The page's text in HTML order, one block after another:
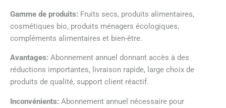
Gamme de produits: Fruits secs, produits alimentaires,
cosmétiques bio, produits ménagers écologiques,
compléments alimentaires et bien-être.
Avantages: Abonnement annuel donnant accès à des
réductions importantes, livraison rapide, large choix de
produits de qualité, support client réactif.
Inconvénients: Abonnement annuel nécessaire pour